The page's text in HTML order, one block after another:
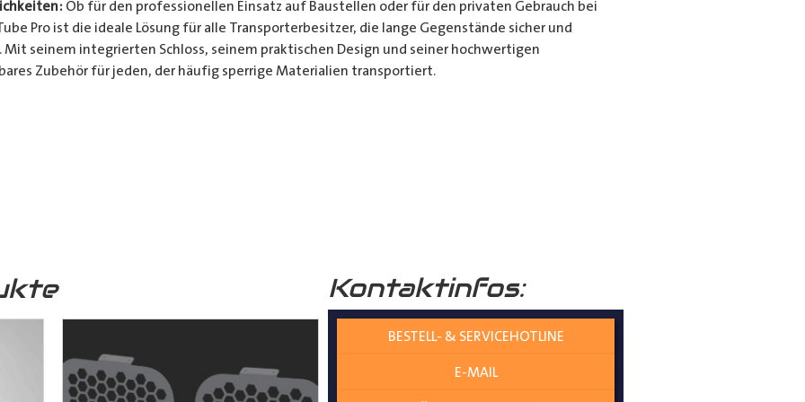
Ob für den professionellen Einsatz auf Baustellen oder für den privaten Gebrauch bei
Pro ist die ideale Lösung für alle Transporterbesitzer, die lange Gegenstände sicher und
seinem integrierten Schloss, seinem praktischen Design und seiner hochwertigen
Zubehör für jeden, der häufig sperrige Materialien transportiert.
Design, seinem integrierten Schloss und seiner vielseitigen Anwendung ist es die ultimative
Verfügung. Kontaktinfos:
BESTELL- & SERVICEHOTLINE
E-MAIL